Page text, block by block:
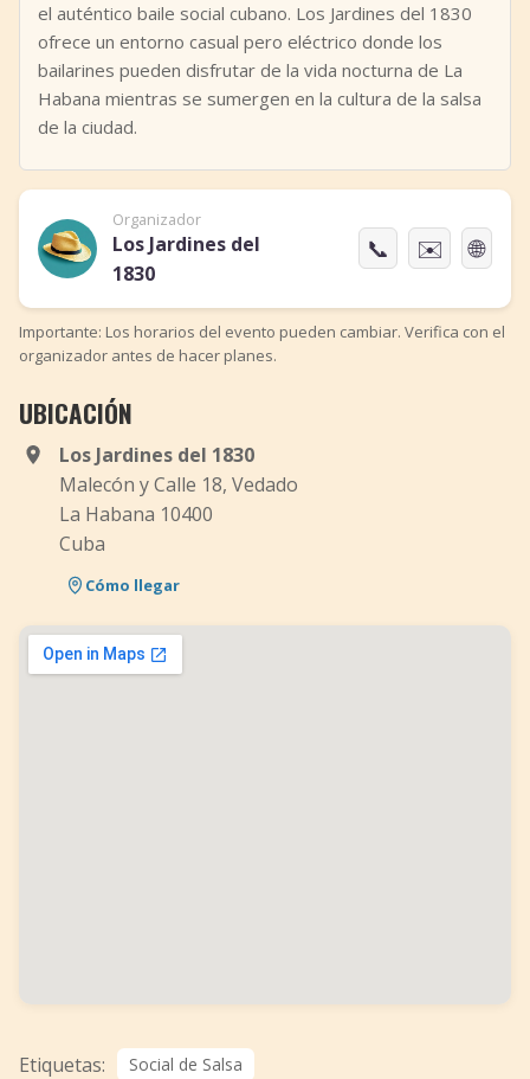
el auténtico baile social cubano. Los Jardines del 1830
ofrece un entorno casual pero eléctrico donde los
bailarines pueden disfrutar de la vida nocturna de La
Habana mientras se sumergen en la cultura de la salsa
de la ciudad.
Organizador
Los Jardines del
1830
📞 ✉️ 🌐
Importante: Los horarios del evento pueden cambiar. Verifica con el
organizador antes de hacer planes.
UBICACIÓN
Los Jardines del 1830
Malecón y Calle 18, Vedado
La Habana 10400
Cuba
Cómo llegar
Etiquetas: Social de Salsa